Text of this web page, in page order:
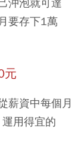
要存下1萬
元
薪資中每個月
用得宜的